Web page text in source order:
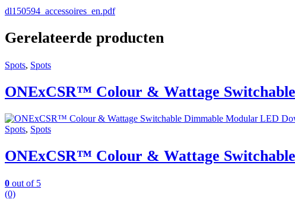
dl150594_accessoires_en.pdf
Gerelateerde producten
Spots, Spots
ONExCSR™ Colour & Wattage
Spots, Spots
ONExCSR™ Colour & Wattage
0 out of 5
(0)